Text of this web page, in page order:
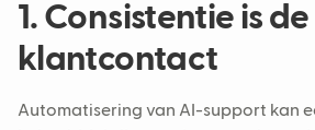
1. Consistentie is
klantcontact
Automatisering van AI-support kan